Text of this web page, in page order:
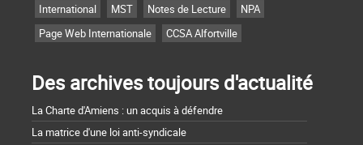
International
MST Notes de Lecture
NPA
Page Web Internationale
CCSA Alfortville
Des archives toujours d'actualité
La Charte d'Amiens : un acquis à défendre
La matrice d'une loi anti-syndicale